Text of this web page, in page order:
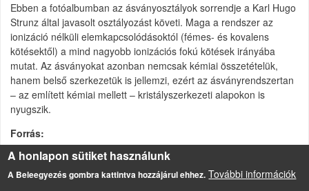
Ebben a fotóalbumban az ásványosztályok sorrendje a Karl Hugo
Strunz által javasolt osztályozást követi. Maga a rendszer az
ionizáció nélküli elemkapcsolódásoktól (fémes- és kovalens
kötésektől) a mind nagyobb ionizációs fokú kötések irányába
mutat. Az ásványokat azonban nemcsak kémiai összetételük,
hanem belső szerkezetük is jellemzi, ezért az ásványrendszertan
– az említett kémiai mellett – kristályszerkezeti alapokon is
nyugszik.
Forrás
A honlapon sütiket használunk
A Beleegyezés gombra kattintva hozzájárul ehhez. További információk